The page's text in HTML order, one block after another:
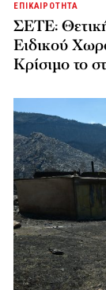
ΕΠΙΚΑΙΡΟΤΗΤΑ
ΣΕΤΕ:
Ειδικού
Κρίσιμο το